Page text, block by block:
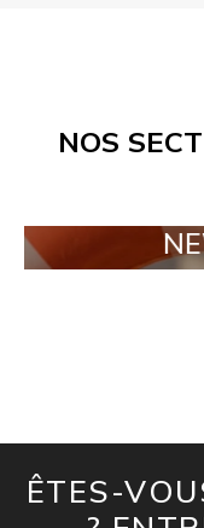
NOS
NEW IN
ÊTES-